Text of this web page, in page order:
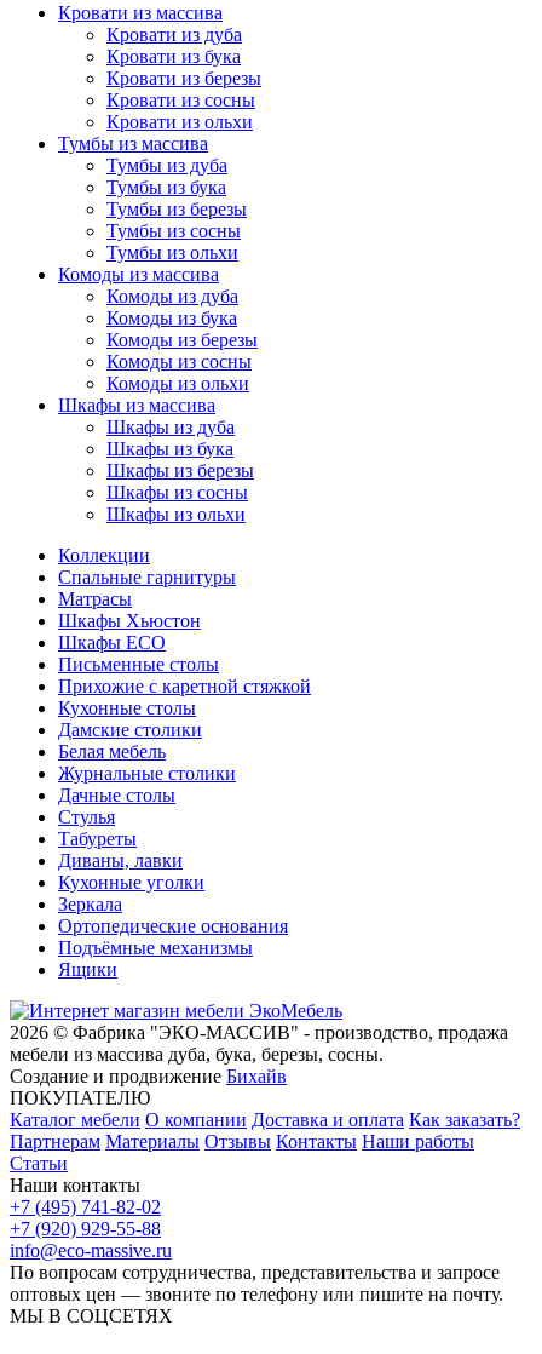
Кровати из массива
Кровати из дуба
Кровати из бука
Кровати из березы
Кровати из сосны
Кровати из ольхи
Тумбы из массива
Тумбы из дуба
Тумбы из бука
Тумбы из березы
Тумбы из сосны
Тумбы из ольхи
Комоды из массива
Комоды из дуба
Комоды из бука
Комоды из березы
Комоды из сосны
Комоды из ольхи
Шкафы из массива
Шкафы из дуба
Шкафы из бука
Шкафы из березы
Шкафы из сосны
Шкафы из ольхи
Коллекции
Спальные гарнитуры
Матрасы
Шкафы Хьюстон
Шкафы ECO
Письменные столы
Прихожие с каретной стяжкой
Кухонные столы
Дамские столики
Белая мебель
Журнальные столики
Дачные столы
Стулья
Табуреты
Диваны, лавки
Кухонные уголки
Зеркала
Ортопедические основания
Подъёмные механизмы
Ящики
2026 © Фабрика "ЭКО-МАССИВ" - производство, продажа
мебели из массива дуба, бука, березы, сосны.
Создание и продвижение Бихайв
ПОКУПАТЕЛЮ
Каталог мебели О компании Доставка и оплата Как заказать?
Партнерам Материалы Отзывы Контакты Наши работы
Статьи
Наши контакты
+7 (495) 741-82-02
+7 (920) 929-55-88
info@eco-massive.ru
По вопросам сотрудничества, представи­тельства и запросе
оптовых цен — звоните по телефону или пишите на почту.
МЫ В СОЦСЕТЯХ